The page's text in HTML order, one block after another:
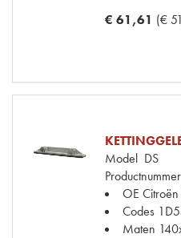
€ 61,61 (€
Model DS
Productnummer
OE Citroën
Codes
Maten